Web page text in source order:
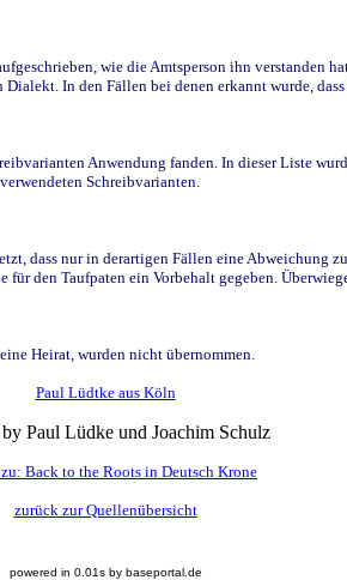
wie die Amtsperson ihn verstanden
In den Fällen bei denen erkannt wurde,
Anwendung fanden. In dieser Liste
Schreibvarianten.
dass nur in derartigen Fällen eine Abweichung
den Taufpaten ein Vorbehalt gegeben.
Heirat, wurden nicht übernommen.
Paul Lüdtke aus Köln
Paul Lüdke und Joachim Schulz
Back to the Roots in Deutsch Krone
zurück zur Quellenübersicht
powered in 0.01s by baseportal.de